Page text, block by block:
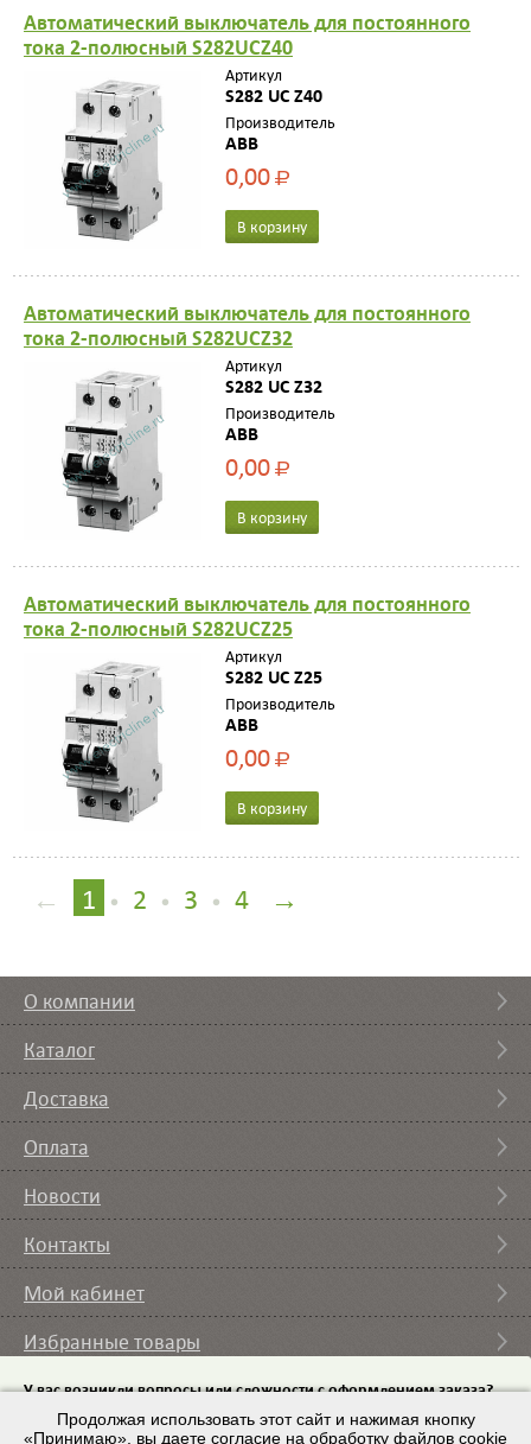
Автоматический выключатель для постоянного
тока 2-полюсный S282UCZ40
Артикул
S282 UC Z40
Производитель
ABB
0,00Р
В корзину
Автоматический выключатель для постоянного
тока 2-полюсный S282UCZ32
Артикул
S282 UC Z32
Производитель
ABB
0,00Р
В корзину
Автоматический выключатель для постоянного
тока 2-полюсный S282UCZ25
Артикул
S282 UC Z25
Производитель
ABB
0,00Р
В корзину
← 1 • 2 • 3 • 4 →
О компании
Каталог
Доставка
Оплата
Новости
Контакты
Мой кабинет
Избранные товары
Вы смотрели
У вас возникли вопросы или сложности с оформлением заказа?
Пришлите на emailсписок требуемого оборудования и мы с вами
свяжемся.
Продолжая использовать этот сайт и нажимая кнопку
«Принимаю», вы даете согласие на обработку файлов cookie